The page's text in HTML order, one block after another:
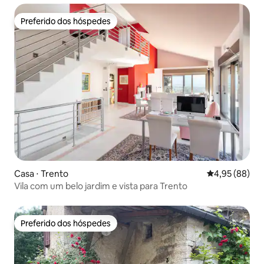
Preferido dos hóspedes
Preferido dos hóspedes
Casa ⋅ Trento 4,95 de uma
4,95 (88)
Vila com um belo jardim e vista para Trento
Preferido dos hóspedes
Preferido dos hóspedes